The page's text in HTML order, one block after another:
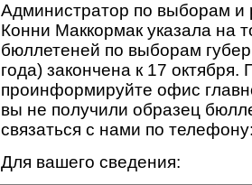
Администратор по выборам и
Конни Маккормак указала на
бюллетеней по выборам
года) закончена к 17 октября.
проинформируйте офис
вы не получили образец
связаться с нами по
Для вашего сведения: